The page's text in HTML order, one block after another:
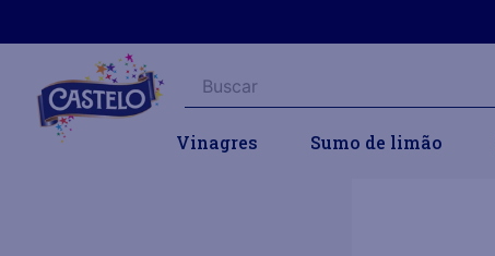
Buscar
Vinagres Sumo de limão